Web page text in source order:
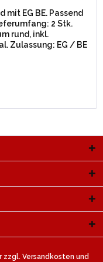
mit EG BE. Passend
2 Stk.
rund, inkl.
Zulassung: EG / BE
zzgl. Versandkosten und